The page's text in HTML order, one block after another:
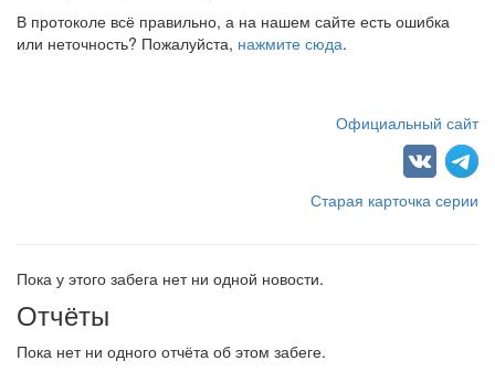
В протоколе всё правильно, а на нашем сайте есть ошибка
или неточность? Пожалуйста, нажмите сюда.
Официальный сайт
Старая карточка серии
Пока у этого забега нет ни одной новости.
Отчёты
Пока нет ни одного отчёта об этом забеге.